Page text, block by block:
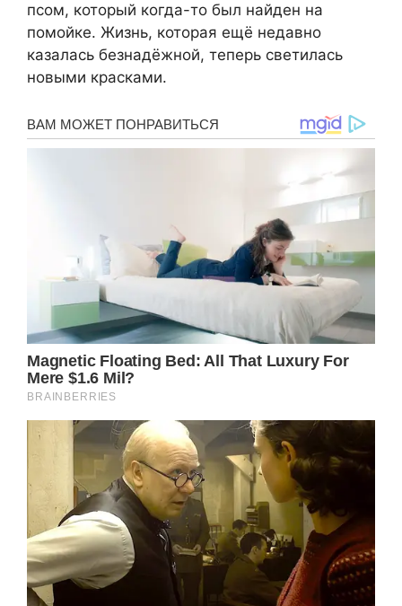
псом, который когда-то был найден на
помойке. Жизнь, которая ещё недавно
казалась безнадёжной, теперь светилась
новыми красками.